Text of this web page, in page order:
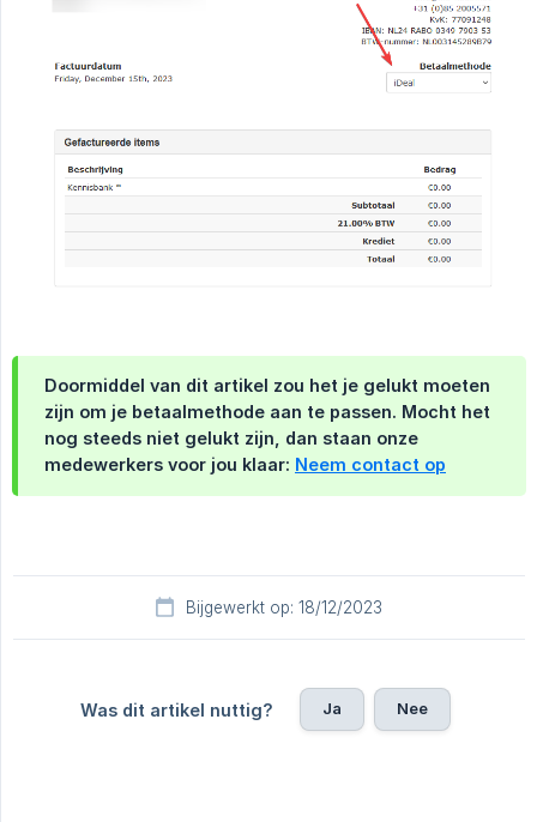
Doormiddel van dit artikel zou het je gelukt moeten
zijn om je betaalmethode aan te passen. Mocht het
nog steeds niet gelukt zijn, dan staan onze
medewerkers voor jou klaar: Neem contact op
Bijgewerkt op: 18/12/2023
Was dit artikel nuttig? Ja Nee